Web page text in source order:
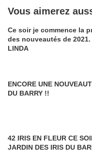
Vous aimerez
Ce soir je commence la
des nouveautés de 2021.
LINDA
ENCORE UNE
DU BARRY !!
42 IRIS EN FLEUR CE
JARDIN DES IRIS DU